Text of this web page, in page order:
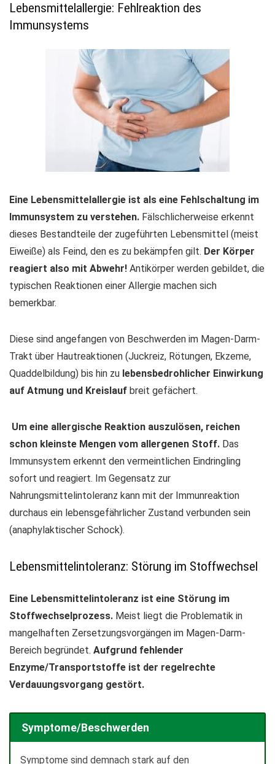
Lebensmittelallergie: Fehlreaktion des
Immunsystems
Eine Lebensmittelallergie ist als eine Fehlschaltung im
Immunsystem zu verstehen. Fälschlicherweise erkennt
dieses Bestandteile der zugeführten Lebensmittel (meist
Eiweiße) als Feind, den es zu bekämpfen gilt. Der Körper
reagiert also mit Abwehr! Antikörper werden gebildet, die
typischen Reaktionen einer Allergie machen sich
bemerkbar.
Diese sind angefangen von Beschwerden im Magen-Darm-
Trakt über Hautreaktionen (Juckreiz, Rötungen, Ekzeme,
Quaddelbildung) bis hin zu lebensbedrohlicher Einwirkung
auf Atmung und Kreislauf breit gefächert.
Um eine allergische Reaktion auszulösen, reichen
schon kleinste Mengen vom allergenen Stoff. Das
Immunsystem erkennt den vermeintlichen Eindringling
sofort und reagiert. Im Gegensatz zur
Nahrungsmittelintoleranz kann mit der Immunreaktion
durchaus ein lebensgefährlicher Zustand verbunden sein
(anaphylaktischer Schock).
Lebensmittelintoleranz: Störung im Stoffwechsel
Eine Lebensmittelintoleranz ist eine Störung im
Stoffwechselprozess. Meist liegt die Problematik in
mangelhaften Zersetzungsvorgängen im Magen-Darm-
Bereich begründet. Aufgrund fehlender
Enzyme/Transportstoffe ist der regelrechte
Verdauungsvorgang gestört.
Symptome/Beschwerden
Symptome sind demnach stark auf den